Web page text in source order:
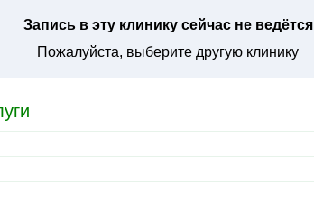
Запись в эту клинику сейчас не ведётся
Пожалуйста, выберите другую клинику